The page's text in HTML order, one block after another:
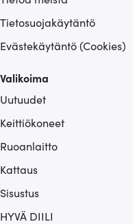
Tietosuojakäytäntö
Evästekäytäntö (Cookies)
Valikoima
Uutuudet
Keittiökoneet
Ruoanlaitto
Kattaus
Sisustus
HYVÄ DIILI